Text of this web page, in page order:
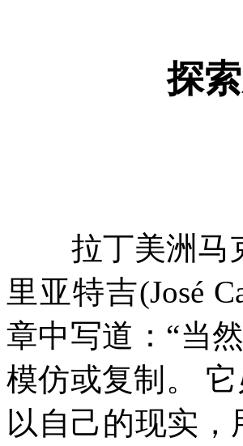
探
拉丁美洲马
里亚特吉(José
章中写道： “当
模仿或复制。
以自己的现实